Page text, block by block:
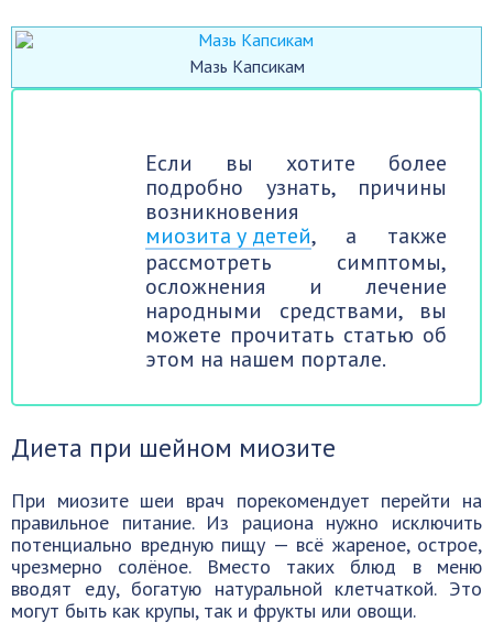
Мазь Капсикам
Если вы хотите более
подробно узнать, причины
возникновения
миозита у детей, а также
рассмотреть симптомы,
осложнения и лечение
народными средствами, вы
можете прочитать статью об
этом на нашем портале.
Диета при шейном миозите
При миозите шеи врач порекомендует перейти на
правильное питание. Из рациона нужно исключить
потенциально вредную пищу — всё жареное, острое,
чрезмерно солёное. Вместо таких блюд в меню
вводят еду, богатую натуральной клетчаткой. Это
могут быть как крупы, так и фрукты или овощи.